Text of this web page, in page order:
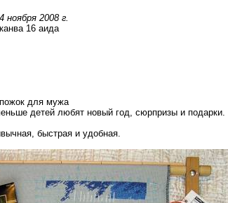
ноября 2008 г.
16 аида
для мужа
детей любят новый год, сюрпризы и подарки.
быстрая и удобная.